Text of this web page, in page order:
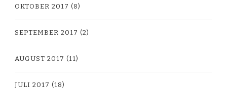
OKTOBER 2017 (8)
SEPTEMBER 2017 (2)
AUGUST 2017 (11)
JULI 2017 (18)